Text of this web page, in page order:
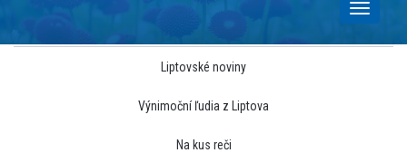
Toggle
Liptovské noviny
Výnimoční ľudia z Liptova
Na kus reči